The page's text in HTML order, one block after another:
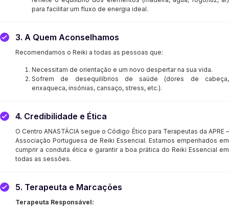
para facilitar um fluxo de energia ideal.
3. A Quem Aconselhamos
Recomendamos o Reiki a todas as pessoas que:
Necessitam de orientação e um novo despertar na sua vida.
Sofrem de desequilíbrios de saúde (dores de cabeça,
enxaqueca, insónias, cansaço, stress, etc.).
4. Credibilidade e Ética
O Centro ANASTÁCIA segue o Código Ético para Terapeutas da APRE –
Associação Portuguesa de Reiki Essencial. Estamos empenhados em
cumprir a conduta ética e garantir a boa prática do Reiki Essencial em
todas as sessões.
5. Terapeuta e Marcações
Terapeuta Responsável: